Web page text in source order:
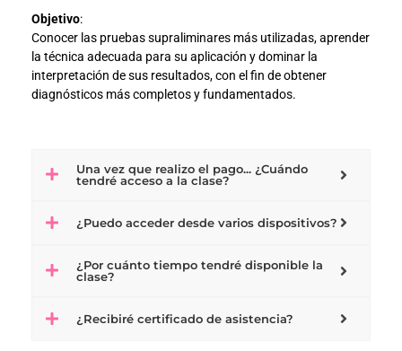
Objetivo:
Conocer las pruebas supraliminares más utilizadas, aprender
la técnica adecuada para su aplicación y dominar la
interpretación de sus resultados, con el fin de obtener
diagnósticos más completos y fundamentados.
Una vez que realizo el pago... ¿Cuándo
tendré acceso a la clase?
¿Puedo acceder desde varios dispositivos?
¿Por cuánto tiempo tendré disponible la
clase?
¿Recibiré certificado de asistencia?